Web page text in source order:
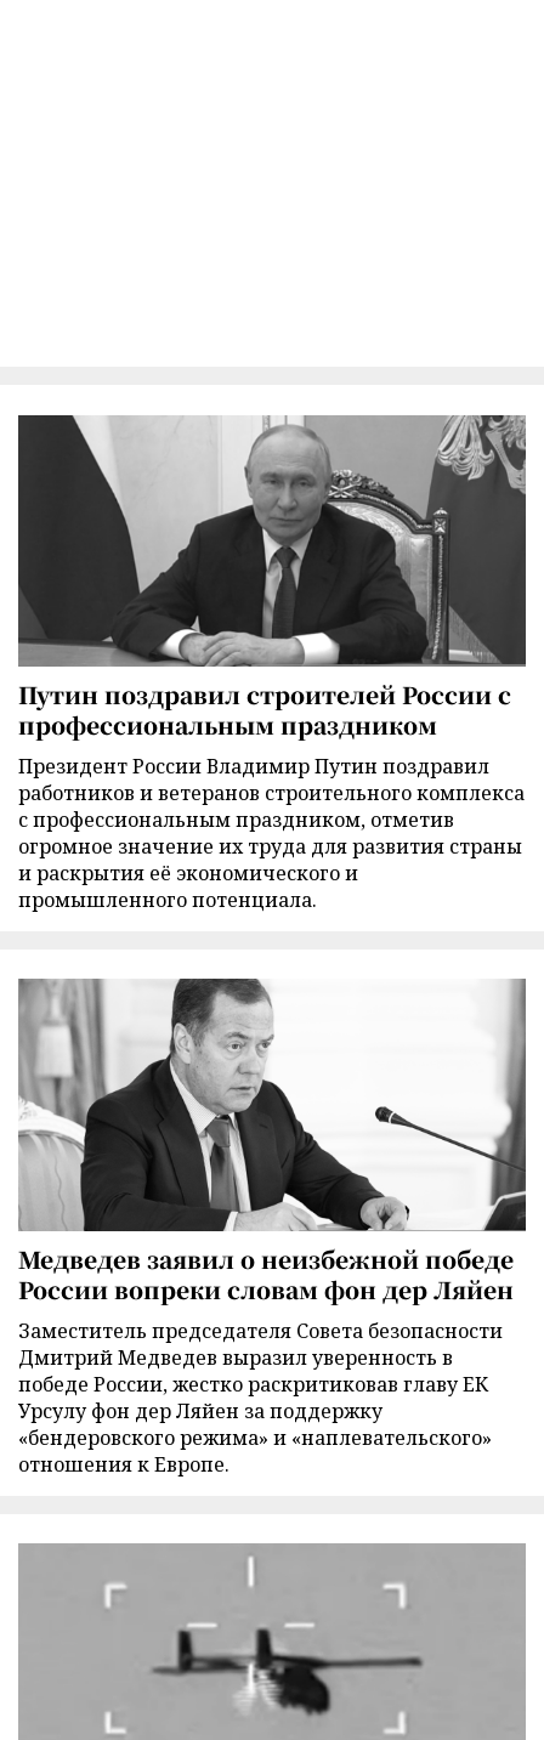
Путин поздравил строителей России с
профессиональным праздником
Президент России Владимир Путин поздравил
работников и ветеранов строительного комплекса
с профессиональным праздником, отметив
огромное значение их труда для развития страны
и раскрытия её экономического и
промышленного потенциала.
Медведев заявил о неизбежной победе
России вопреки словам фон дер Ляйен
Заместитель председателя Совета безопасности
Дмитрий Медведев выразил уверенность в
победе России, жестко раскритиковав главу ЕК
Урсулу фон дер Ляйен за поддержку
«бендеровского режима» и «наплевательского»
отношения к Европе.